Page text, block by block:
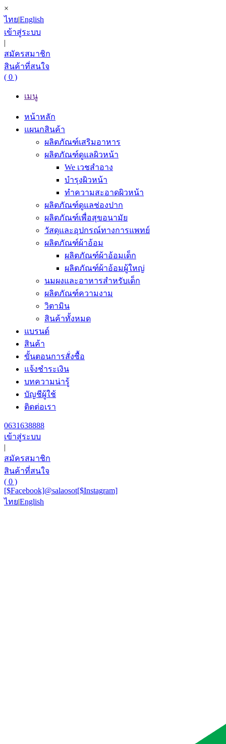
×
ไทย|English
เข้าสู่ระบบ
|
สมัครสมาชิก
สินค้าที่สนใจ
( 0 )
เมนู
หน้าหลัก
แผนกสินค้า
ผลิตภัณฑ์เสริมอาหาร
ผลิตภัณฑ์ดูแลผิวหน้า
We เวชสำอาง
บำรุงผิวหน้า
ทำความสะอาดผิวหน้า
ผลิตภัณฑ์ดูแลช่องปาก
ผลิตภัณฑ์เพื่อสุขอนามัย
วัสดุและอุปกรณ์ทางการแพทย์
ผลิตภัณฑ์ผ้าอ้อม
ผลิตภัณฑ์ผ้าอ้อมเด็ก
ผลิตภัณฑ์ผ้าอ้อมผู้ใหญ่
นมผงและอาหารสำหรับเด็ก
ผลิตภัณฑ์ความงาม
วิตามิน
สินค้าทั้งหมด
แบรนด์
สินค้า
ขั้นตอนการสั่งซื้อ
แจ้งชำระเงิน
บทความน่ารู้
บัญชีผู้ใช้
ติดต่อเรา
0631638888
เข้าสู่ระบบ
|
สมัครสมาชิก
สินค้าที่สนใจ
( 0 )
[$Facebook]@salaosot[$Instagram]
ไทย|English